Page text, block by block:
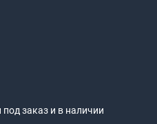
под заказ и в наличии